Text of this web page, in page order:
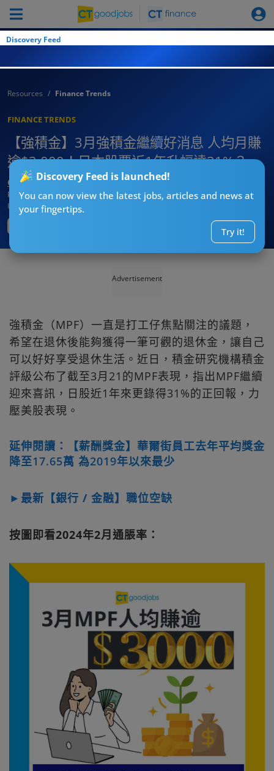
Discovery Feed
Discovery Feed is launched!
You can now view the latest jobs, articles and news at
your fingertips.
Try it!
Resources Finance Trends
FINANCE TRENDS
【強積金】3月強積金繼續好消息 人均月賺
逾$3,000！日本股票近1年升幅達31%？
CTgoodjobs’ Editor
Published: 2024-03-27
Updated:2024-04-02 09:39
Advertisement
強積金（MPF）一直是打工仔焦點關注的議題，
希望在退休後能夠獲得一筆可觀的退休金，讓自己
可以好好享受退休生活。近日，積金研究機構積金
評級公布了截至3月21的MPF表現，指出MPF繼續
迎來喜訊，日股近1年來更錄得31%的正回報，力
壓美股表現。
延伸閱讀：【薪酬獎金】華爾街員工去年平均獎金
降至17.65萬 為2019年以來最少
►最新【銀行 / 金融】職位空缺
按圖即看2024年2月通脹率：